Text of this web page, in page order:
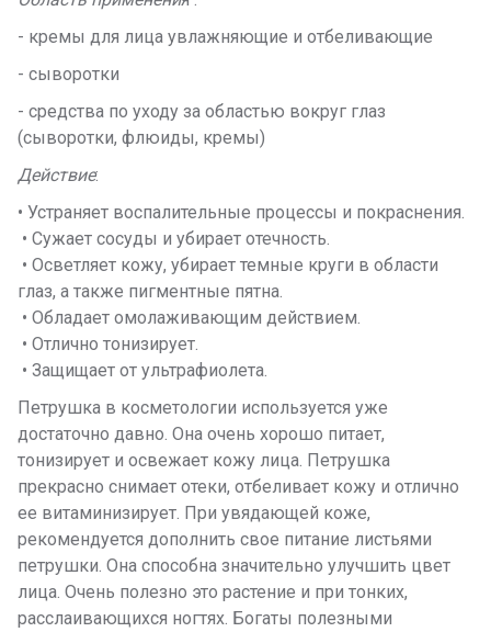
- кремы для лица увлажняющие и отбеливающие
- сыворотки
- средства по уходу за областью вокруг глаз
(сыворотки, флюиды, кремы)
Действие:
• Устраняет воспалительные процессы и покраснения.
• Сужает сосуды и убирает отечность.
• Осветляет кожу, убирает темные круги в области
глаз, а также пигментные пятна.
• Обладает омолаживающим действием.
• Отлично тонизирует.
• Защищает от ультрафиолета.
Петрушка в косметологии используется уже
достаточно давно. Она очень хорошо питает,
тонизирует и освежает кожу лица. Петрушка
прекрасно снимает отеки, отбеливает кожу и отлично
ее витаминизирует. При увядающей коже,
рекомендуется дополнить свое питание листьями
петрушки. Она способна значительно улучшить цвет
лица. Очень полезно это растение и при тонких,
расслаивающихся ногтях. Богаты полезными